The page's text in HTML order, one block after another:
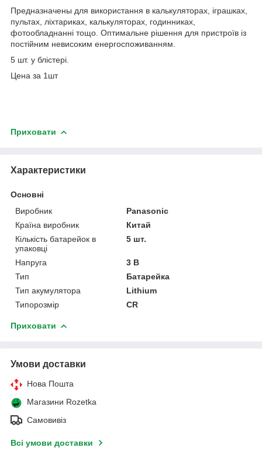
Предназначены для використання в калькуляторах, іграшках,
пультах, ліхтариках, калькуляторах, годинниках,
фотообладнанні тощо. Оптимальне рішення для пристроїв із
постійним невисоким енергоспоживанням.
5 шт. у блістері.
Цена за 1шт
Приховати
Характеристики
Основні
Виробник
Panasonic
Країна виробник
Китай
Кількість батарейок в
упаковці
5 шт.
Напруга
3 В
Тип
Батарейка
Тип акумулятора
Lithium
Типорозмір
CR
Приховати
Умови доставки
Нова Пошта
Магазини Rozetka
Самовивіз
Всі умови доставки